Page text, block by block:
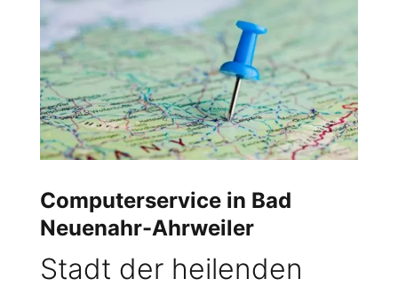
Computerservice in Bad
Neuenahr-Ahrweiler
Stadt der heilenden